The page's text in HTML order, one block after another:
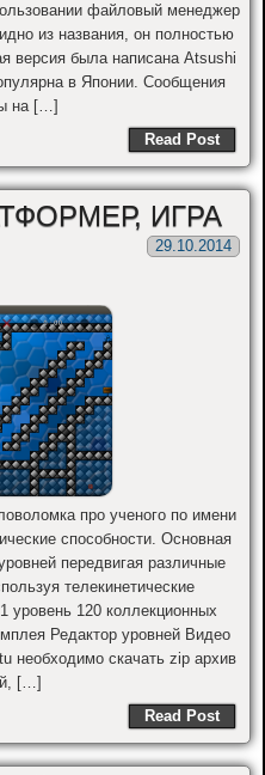
файловый менеджер
из названия, он полностью
версия была написана Atsushi
в Японии. Сообщения
на […]
Read Post
ИГРА
29.10.2014
про ученого по имени
способности. Основная
передвигая различные
телекинетические
уровень 120 коллекционных
Редактор уровней Видео
необходимо скачать zip архив
[…]
Read Post